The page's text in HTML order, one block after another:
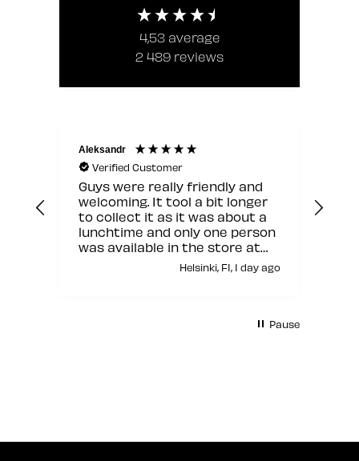
4,53 average
2 489 reviews
Aleksandr
Verified Customer
Guys were really friendly and
welcoming. It tool a bit longer
to collect it as it was about a
lunchtime and only one person
was available in the store at
that moment but other than
Helsinki, FI, 1 day ago
Pause